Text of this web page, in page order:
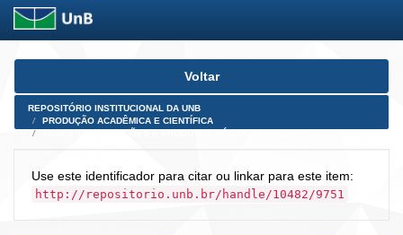
Skip
Voltar
REPOSITÓRIO INSTITUCIONAL DA UNB
PRODUÇÃO ACADÊMICA E CIENTÍFICA
Use este identificador para citar ou linkar para este item:
http://repositorio.unb.br/handle/10482/9751